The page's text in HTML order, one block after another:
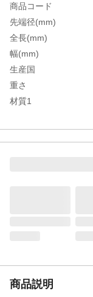
商品コード
先端径(mm)
全長(mm)
幅(mm)
生産国
重さ
材質1
商品説明